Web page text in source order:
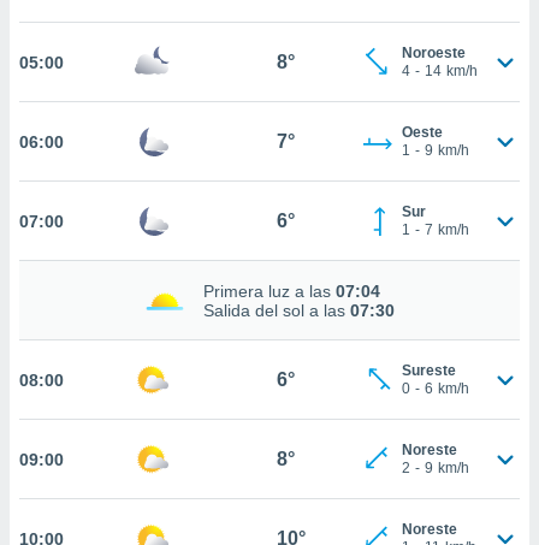
seguir
la
todas
análisis
así como
en
CONTINUAR
05:00 8°
Noroeste
4 - 14 km/h
06:00 7°
Oeste
1 - 9 km/h
07:00 6°
Sur
1 - 7 km/h
Primera luz a las 07:04
Salida del sol a las 07:30
08:00 6°
Sureste
0 - 6 km/h
09:00 8°
Noreste
2 - 9 km/h
10:00 10°
Noreste